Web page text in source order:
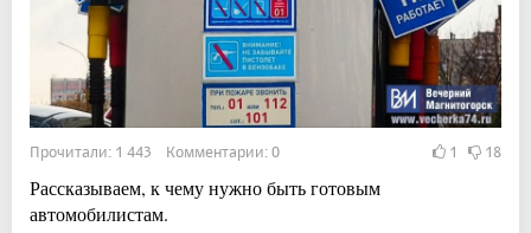
Прочитали: 1 443 Комментарии: 0 1 18
Рассказываем, к чему нужно быть готовым
автомобилистам.